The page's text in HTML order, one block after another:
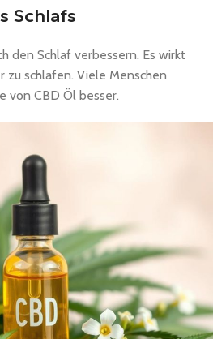
Schlafs
den Schlaf verbessern. Es wirkt
zu schlafen. Viele Menschen
von CBD Öl besser.